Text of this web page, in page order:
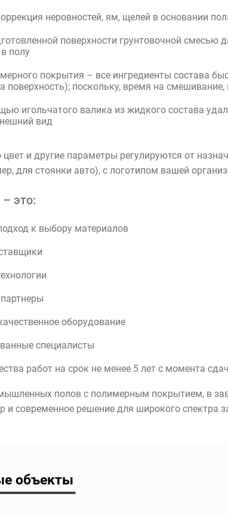
неровностей, ям, щелей в основании
поверхности грунтовочной смесью
полу
покрытия – все ингредиенты состава
поверхность); поскольку, время на
игольчатого валика из жидкого состава
вид
цвет и другие параметры регулируются от
для стоянки авто), с логотипом вашей
это:
к выбору материалов
оборудование
специалисты
работ на срок не менее 5 лет с момента
полов с полимерным покрытием, в
и современное решение для широкого спектра
объекты